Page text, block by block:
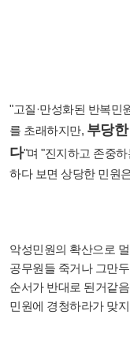
"고질·만성화된 반복민
를 초래하지만, 부당
다"며 "진지하고 존중
하다 보면 상당한 민원
악성민원의 확산으로
공무원들 죽거나 그만
순서가 반대로 된거같
민원에 경청하라가 맞